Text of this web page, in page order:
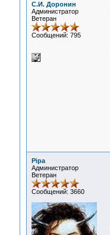
С.И. Доронин
Администратор
Ветеран
Сообщений: 795
Pipa
Администратор
Ветеран
Сообщений: 3660